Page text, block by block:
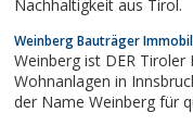
Nachhaltigkeit aus Tirol.
Weinberg Bauträger
Weinberg ist DER
Wohnanlagen in
der Name Weinberg für